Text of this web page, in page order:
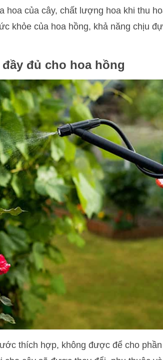
của cây, chất lượng hoa khi thu
khỏe của hoa hồng, khả năng chịu
đủ cho hoa hồng
thích hợp, không được để cho